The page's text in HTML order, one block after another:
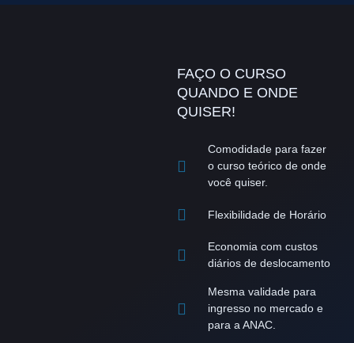
FAÇO O CURSO
QUANDO E ONDE
QUISER!
Comodidade para fazer
o curso teórico de onde
você quiser.
Flexibilidade de Horário
Economia com custos
diários de deslocamento
Mesma validade para
ingresso no mercado e
para a ANAC.